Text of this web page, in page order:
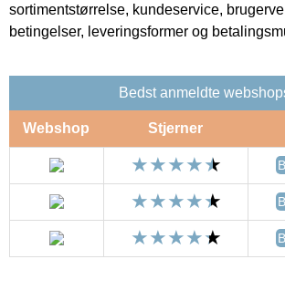
sortimentstørrelse, kundeservice,
betingelser, leveringsformer og
Bedst anmeldte
Webshop Stjerner